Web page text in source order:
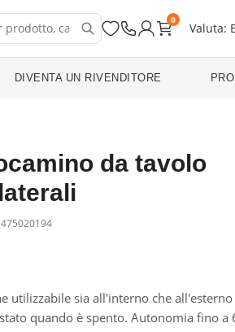
0
Valuta:
DIVENTA UN RIVENDITORE
da tavolo
utilizzabile sia all'interno che all'esterno
quando è spento. Autonomia fino a